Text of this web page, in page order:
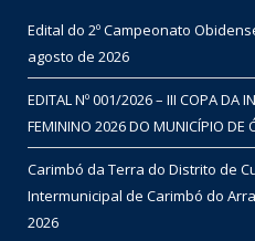
Edital do 2º Campeonato
agosto de 2026
EDITAL Nº 001/2026 – III COPA DA
FEMININO 2026 DO MUNICÍPIO DE
Carimbó da Terra do Distrito de
Intermunicipal de Carimbó do
2026